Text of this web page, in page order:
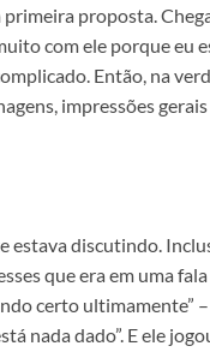
primeira proposta.
com ele porque eu
Então, na
impressões
estava discutindo.
que era em uma
certo ultimamente”
nada dado”. E ele